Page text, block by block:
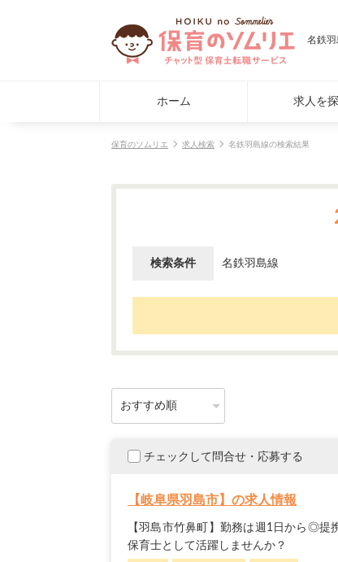
名鉄
ホーム 求人を
保育のソムリエ 求人検索 名鉄羽島線の検索結果
検索条件 名鉄羽島線
チェックして問合せ・応募する
【岐阜県羽島市】の求人情報
【羽島市竹鼻町】勤務は週1日から◎提
保育士として活躍しませんか？